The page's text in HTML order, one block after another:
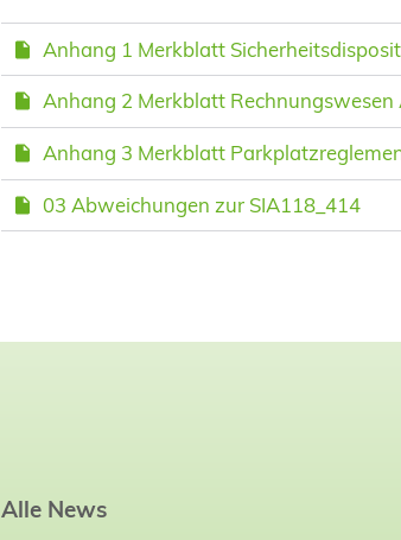
Anhang 1 Merkblatt
Anhang 2 Merkblatt Rechnungswesen
Anhang 3 Merkblatt
03 Abweichungen zur SIA118_414
Alle News